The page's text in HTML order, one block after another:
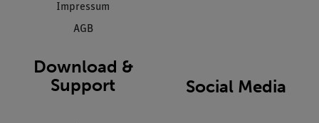
Impressum
AGB
Download &
Support
Social Media